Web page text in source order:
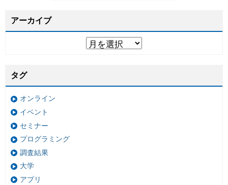
アーカイブ
タグ
オンライン
イベント
セミナー
プログラミング
調査結果
大学
アプリ